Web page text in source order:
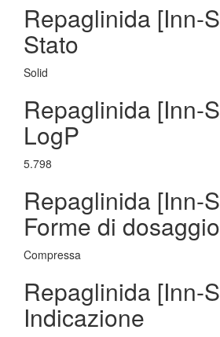
Repaglinida [Inn-
Stato
Solid
Repaglinida [Inn-
LogP
5.798
Repaglinida [Inn-
Forme di dosaggio
Compressa
Repaglinida [Inn-
Indicazione